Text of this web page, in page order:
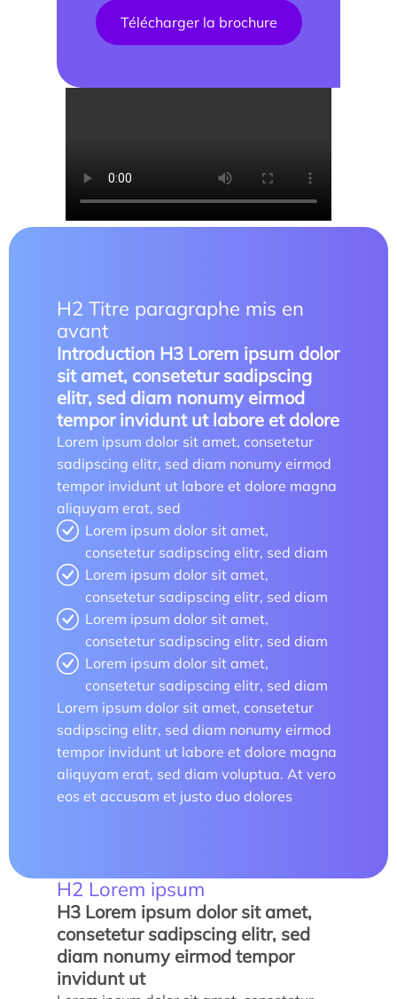
En savoir +
Transformation des carrières en tourisme
Les enjeux de l’égalité femmes-hommes dans les
Télécharger la brochure
H2 Titre paragraphe mis en
avant
Introduction H3 Lorem ipsum dolor
sit amet, consetetur sadipscing
elitr, sed diam nonumy eirmod
tempor invidunt ut labore et dolore
Lorem ipsum dolor sit amet, consetetur
sadipscing elitr, sed diam nonumy eirmod
tempor invidunt ut labore et dolore magna
aliquyam erat, sed
Lorem ipsum dolor sit amet,
consetetur sadipscing elitr, sed diam
Lorem ipsum dolor sit amet,
consetetur sadipscing elitr, sed diam
Lorem ipsum dolor sit amet,
consetetur sadipscing elitr, sed diam
Lorem ipsum dolor sit amet,
consetetur sadipscing elitr, sed diam
Lorem ipsum dolor sit amet, consetetur
sadipscing elitr, sed diam nonumy eirmod
tempor invidunt ut labore et dolore magna
aliquyam erat, sed diam voluptua. At vero
eos et accusam et justo duo dolores
H2 Lorem ipsum
H3 Lorem ipsum dolor sit amet,
consetetur sadipscing elitr, sed
diam nonumy eirmod tempor
invidunt ut